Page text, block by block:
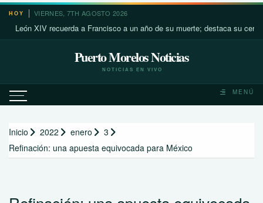
Saltar
contenido
HOY VIERNES, 7TH AGOSTO 2026
XIV recuerda a Francisco a un año de su muerte; destaca su cercanía
Puerto Morelos Noticias
NOTICIAS EN VIVO
MENÚ
Inicio 2022 enero
3
Refinación: una apuesta equivocada para México